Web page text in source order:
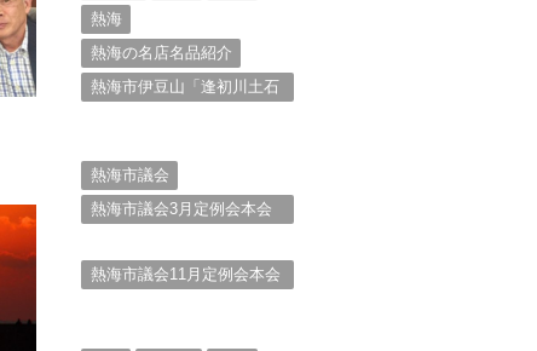
熱海
熱海の名店名品紹介
熱海市伊豆山「逢初川土石
熱海市議会
熱海市議会3月定例会本会
熱海市議会11月定例会本会